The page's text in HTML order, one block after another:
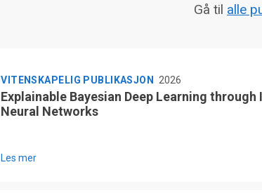
Gå til alle
VITENSKAPELIG PUBLIKASJON 2026
Explainable Bayesian Deep Learning
Neural Networks
Les mer